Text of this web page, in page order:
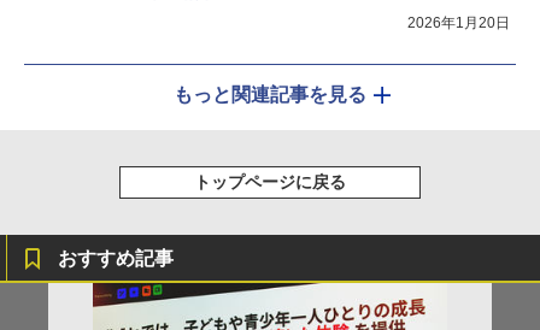
2026年1月20日
もっと関連記事を見る
トップページに戻る
おすすめ記事